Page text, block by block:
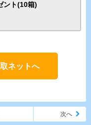
ント(10箱)
ネットへ
次へ